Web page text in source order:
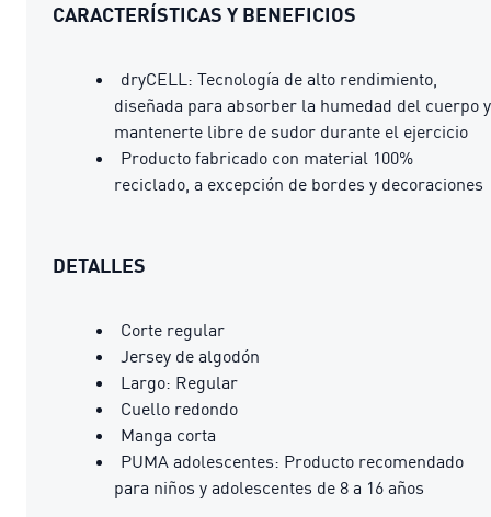
CARACTERÍSTICAS Y BENEFICIOS
dryCELL: Tecnología de alto rendimiento,
diseñada para absorber la humedad del cuerpo y
mantenerte libre de sudor durante el ejercicio
Producto fabricado con material 100%
reciclado, a excepción de bordes y decoraciones
DETALLES
Corte regular
Jersey de algodón
Largo: Regular
Cuello redondo
Manga corta
PUMA adolescentes: Producto recomendado
para niños y adolescentes de 8 a 16 años